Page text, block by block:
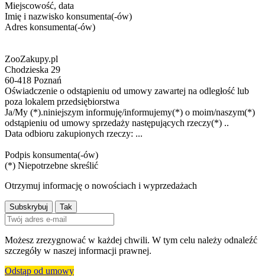
Miejscowość, data
Imię i nazwisko konsumenta(-ów)
Adres konsumenta(-ów)
ZooZakupy.pl
Chodzieska 29
60-418 Poznań
Oświadczenie o odstąpieniu od umowy zawartej na odległość lub
poza lokalem przedsiębiorstwa
Ja/My (*).niniejszym informuję/informujemy(*) o moim/naszym(*)
odstąpieniu od umowy sprzedaży następujących rzeczy(*) ..
Data odbioru zakupionych rzeczy: ...
Podpis konsumenta(-ów)
(*) Niepotrzebne skreślić
Otrzymuj informację o nowościach i wyprzedażach
Możesz zrezygnować w każdej chwili. W tym celu należy odnaleźć
szczegóły w naszej informacji prawnej.
Odstąp od umowy